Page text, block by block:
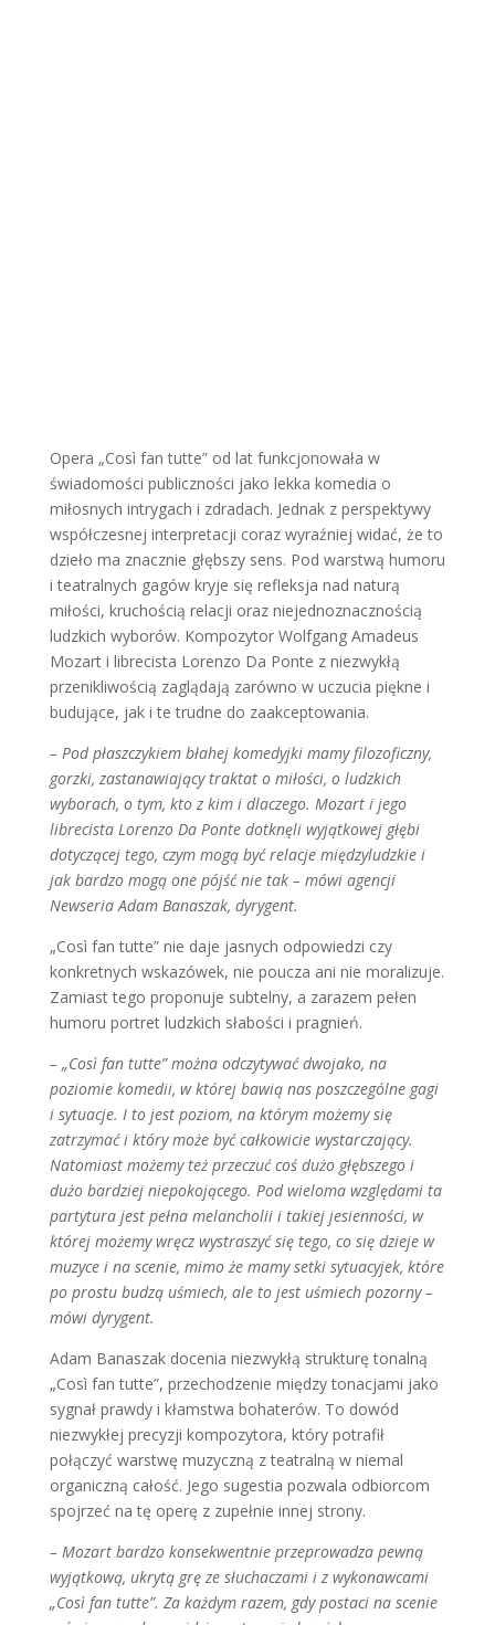
Opera „Così fan tutte” od lat funkcjonowała w
świadomości publiczności jako lekka komedia o
miłosnych intrygach i zdradach. Jednak z perspektywy
współczesnej interpretacji coraz wyraźniej widać, że to
dzieło ma znacznie głębszy sens. Pod warstwą humoru
i teatralnych gagów kryje się refleksja nad naturą
miłości, kruchością relacji oraz niejednoznacznością
ludzkich wyborów. Kompozytor Wolfgang Amadeus
Mozart i librecista Lorenzo Da Ponte z niezwykłą
przenikliwością zaglądają zarówno w uczucia piękne i
budujące, jak i te trudne do zaakceptowania.
– Pod płaszczykiem błahej komedyjki mamy filozoficzny,
gorzki, zastanawiający traktat o miłości, o ludzkich
wyborach, o tym, kto z kim i dlaczego. Mozart i jego
librecista Lorenzo Da Ponte dotknęli wyjątkowej głębi
dotyczącej tego, czym mogą być relacje międzyludzkie i
jak bardzo mogą one pójść nie tak – mówi agencji
Newseria Adam Banaszak, dyrygent.
„Così fan tutte” nie daje jasnych odpowiedzi czy
konkretnych wskazówek, nie poucza ani nie moralizuje.
Zamiast tego proponuje subtelny, a zarazem pełen
humoru portret ludzkich słabości i pragnień.
– „Così fan tutte” można odczytywać dwojako, na
poziomie komedii, w której bawią nas poszczególne gagi
i sytuacje. I to jest poziom, na którym możemy się
zatrzymać i który może być całkowicie wystarczający.
Natomiast możemy też przeczuć coś dużo głębszego i
dużo bardziej niepokojącego. Pod wieloma względami ta
partytura jest pełna melancholii i takiej jesienności, w
której możemy wręcz wystraszyć się tego, co się dzieje w
muzyce i na scenie, mimo że mamy setki sytuacyjek, które
po prostu budzą uśmiech, ale to jest uśmiech pozorny –
mówi dyrygent.
Adam Banaszak docenia niezwykłą strukturę tonalną
„Così fan tutte”, przechodzenie między tonacjami jako
sygnał prawdy i kłamstwa bohaterów. To dowód
niezwykłej precyzji kompozytora, który potrafił
połączyć warstwę muzyczną z teatralną w niemal
organiczną całość. Jego sugestia pozwala odbiorcom
spojrzeć na tę operę z zupełnie innej strony.
– Mozart bardzo konsekwentnie przeprowadza pewną
wyjątkową, ukrytą grę ze słuchaczami i z wykonawcami
„Così fan tutte”. Za każdym razem, gdy postaci na scenie